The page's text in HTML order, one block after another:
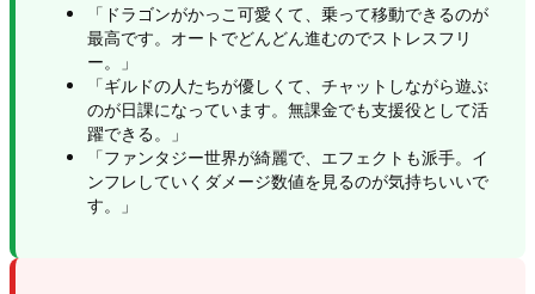
「ドラゴンがかっこ可愛くて、乗って移動できるのが
最高です。オートでどんどん進むのでストレスフリ
ー。」
「ギルドの人たちが優しくて、チャットしながら遊ぶ
のが日課になっています。無課金でも支援役として活
躍できる。」
「ファンタジー世界が綺麗で、エフェクトも派手。イ
ンフレしていくダメージ数値を見るのが気持ちいいで
す。」